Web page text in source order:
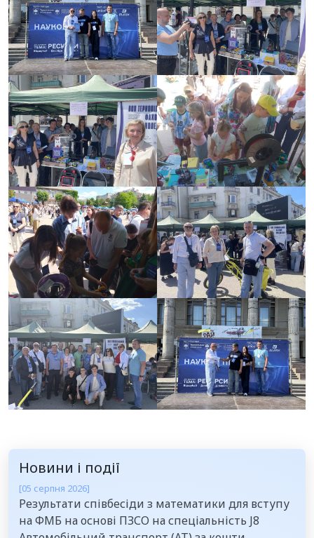
Новини і події
[05 серпня 2026]
Результати співбесіди з математики для вступу
на ФМБ на основі ПЗСО на спеціальність J8